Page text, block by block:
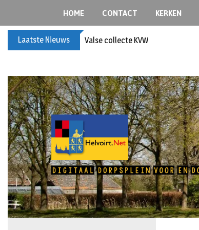
HOME CONTACT KERKEN
Laatste Nieuws Valse collecte KVW